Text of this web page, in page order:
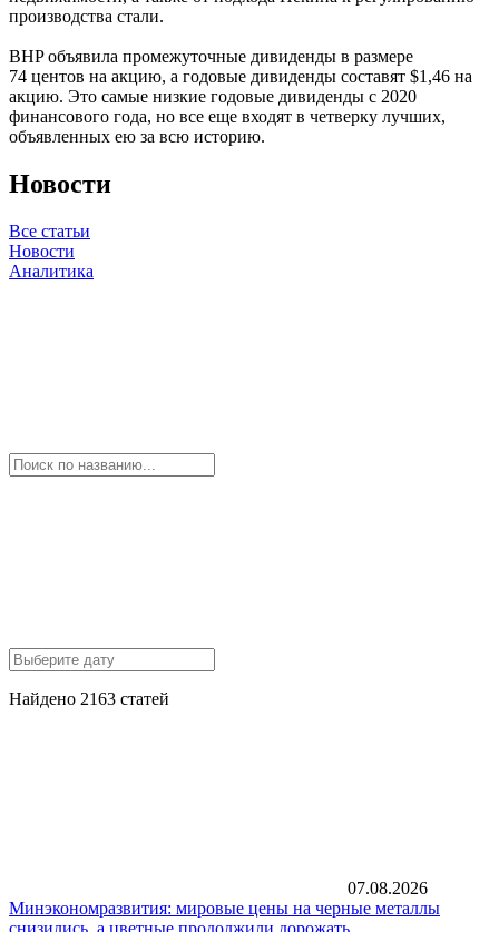
производства стали.
BHP объявила промежуточные дивиденды в размере
74 центов на акцию, а годовые дивиденды составят $1,46 на
акцию. Это самые низкие годовые дивиденды с 2020
финансового года, но все еще входят в четверку лучших,
объявленных ею за всю историю.
Новости
Все статьи
Новости
Аналитика
Найдено 2163 статей
07.08.2026
Минэкономразвития: мировые цены на черные металлы
снизились, а цветные продолжили дорожать